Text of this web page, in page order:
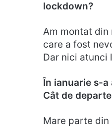
lockdown?
Am montat din
care a fost
Dar nici atunci
În ianuarie s-a
Cât de
Mare parte din